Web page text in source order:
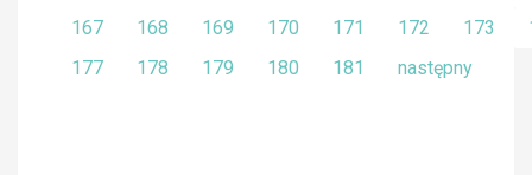
167
168 169 170 171 172 173
177
178 179 180 181 następny